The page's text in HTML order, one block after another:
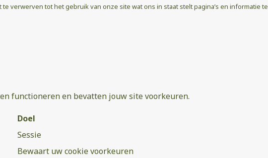
verwerven tot het gebruik van onze site wat ons in staat stelt pagina’s en informatie te
functioneren en bevatten jouw site voorkeuren.
Doel
Sessie
Bewaart uw cookie voorkeuren